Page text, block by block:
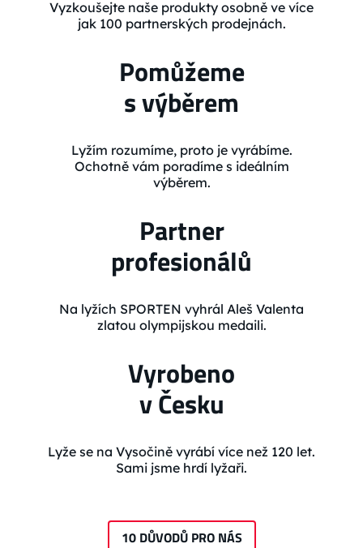
Vyzkoušejte naše produkty osobně ve více
jak 100 partnerských prodejnách.
Pomůžeme
s výběrem
Lyžím rozumíme, proto je vyrábíme.
Ochotně vám poradíme s ideálním
výběrem.
Partner
profesionálů
Na lyžích SPORTEN vyhrál Aleš Valenta
zlatou olympijskou medaili.
Vyrobeno
v Česku
Lyže se na Vysočině vyrábí více než 120 let.
Sami jsme hrdí lyžaři.
10 DŮVODŮ PRO NÁS